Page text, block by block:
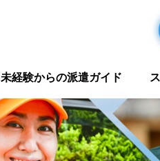
未経験からの派遣ガイド